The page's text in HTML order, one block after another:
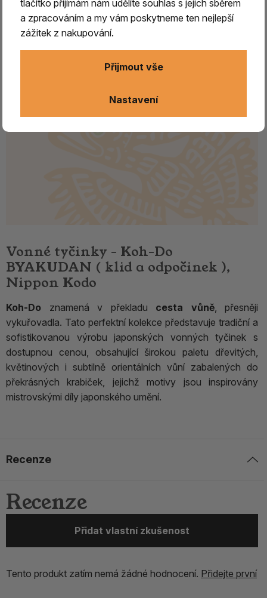
Vonné tyčinky - Koh-Do
BYAKUDAN ( klid a odpočinek ),
Nippon Kodo
Koh-Do znamená v překladu cesta vůně, přesněji
vykuřovadla. Tato perfektní kolekce představuje tradiční a
sofistikovanou výrobu japonských vonných tyčinek s
dostupnou cenou, obsahující širokou paletu dřevitých,
květinových i subtilně orientálních vůní zabalených do
překrásných krabiček, jejichž motivy jsou inspirovány
mistrovskými díly japonského umění.
Recenze
Recenze
Přidat vlastní zkušenost
Tento produkt zatím nemá žádné hodnocení. Přidejte první
tlačítko přijímám nám udělíte souhlas s jejich sběrem
a zpracováním a my vám poskytneme ten nejlepší
zážitek z nakupování.
Nastavení
Přijmout vše